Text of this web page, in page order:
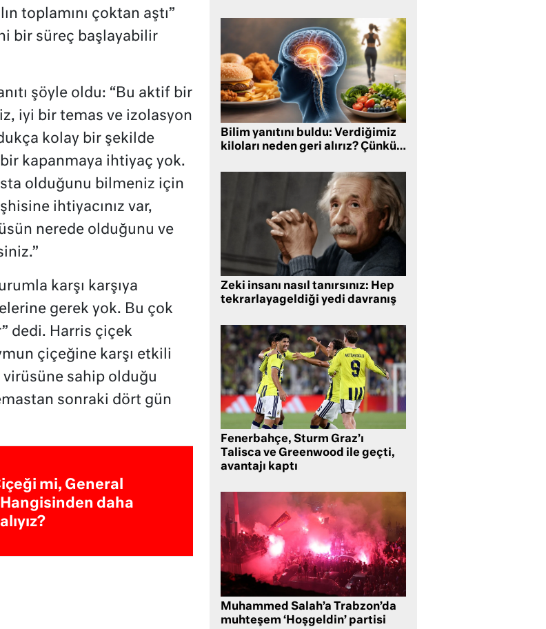
toplamını çoktan aştı”
bir süreç başlayabilir
şöyle oldu: “Bu aktif bir
iyi bir temas ve izolasyon
kolay bir şekilde
kapanmaya ihtiyaç yok.
olduğunu bilmeniz için
ihtiyacınız var,
nerede olduğunu ve
karşı karşıya
gerek yok. Bu çok
dedi. Harris çiçek
çiçeğine karşı etkili
sahip olduğu
sonraki dört gün
mi, General
daha
Bilim yanıtını buldu: Verdiğimiz
kiloları neden geri alırız? Çünkü…
Zeki insanı nasıl tanırsınız: Hep
tekrarlayageldiği yedi davranış
Fenerbahçe, Sturm Graz’ı
Talisca ve Greenwood ile geçti,
avantajı kaptı
Muhammed Salah’a Trabzon’da
muhteşem ‘Hoşgeldin’ partisi